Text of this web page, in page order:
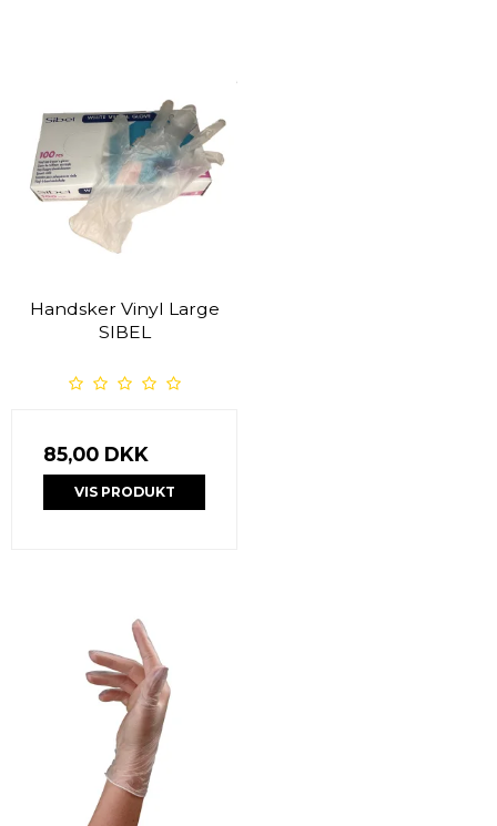
Handsker Vinyl Large
SIBEL
85,00 DKK
VIS PRODUKT